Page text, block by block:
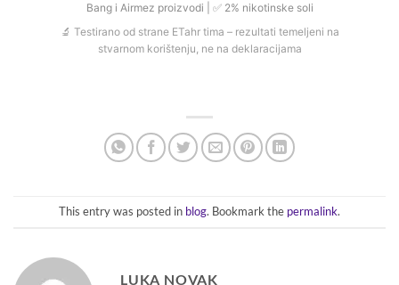
Bang i Airmez proizvodi | ✅ 2% nikotinske soli
🔬 Testirano od strane ETahr tima – rezultati temeljeni na
stvarnom korištenju, ne na deklaracijama
This entry was posted in blog. Bookmark the permalink.
LUKA NOVAK